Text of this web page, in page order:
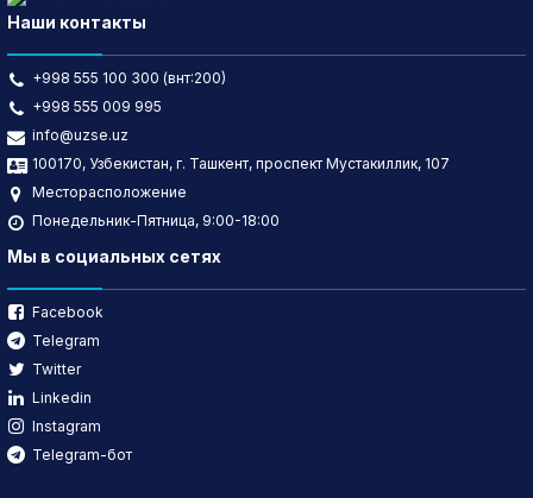
Наши контакты
+998 555 100 300 (внт:200)
+998 555 009 995
info@uzse.uz
100170, Узбекистан, г. Ташкент, проспект Мустакиллик, 107
Месторасположение
Понедельник-Пятница, 9:00-18:00
Мы в социальных сетях
Facebook
Telegram
Twitter
Linkedin
Instagram
Telegram-бот